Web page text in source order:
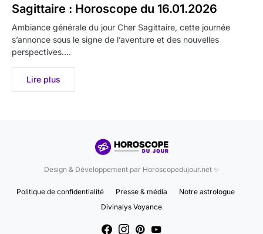
Sagittaire : Horoscope du 16.01.2026
Ambiance générale du jour Cher Sagittaire, cette journée
s’annonce sous le signe de l’aventure et des nouvelles
perspectives.…
Lire plus
Design & Développement par Horoscopedujour.net ✨
Politique de confidentialité Presse & média
Notre astrologue
Divinalys Voyance